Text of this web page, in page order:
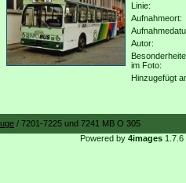
Linie:
Aufnahmeort:
Autor:
im Foto:
Hinzugefügt
/ 7201-7225 und 7241 MB O 305
Powered by 4images1.7.6